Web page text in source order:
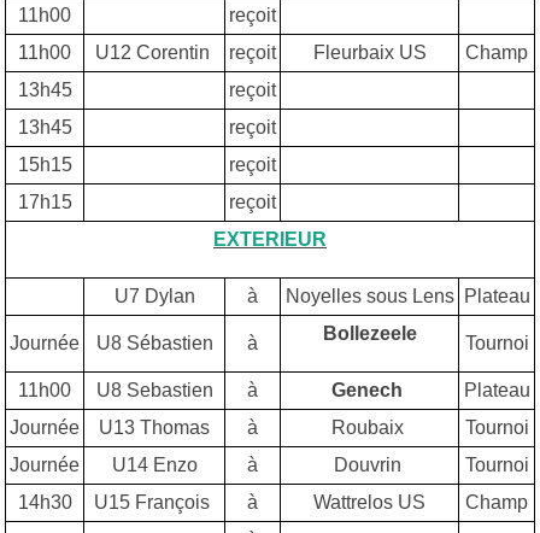
11h00
reçoit
11h00
U12 Corentin reçoit Fleurbaix US
Champ
13h45
reçoit
13h45
reçoit
15h15
reçoit
17h15
reçoit
EXTERIEUR
U7 Dylan à Noyelles sous Lens Plateau
Journée U8 Sébastien à Bollezeele Tournoi
11h00 U8 Sebastien à Genech
Plateau
Journée
U13 Thomas à Roubaix
Tournoi
Journée
U14 Enzo à Douvrin
Tournoi
14h30
U15 François à Wattrelos US
Champ